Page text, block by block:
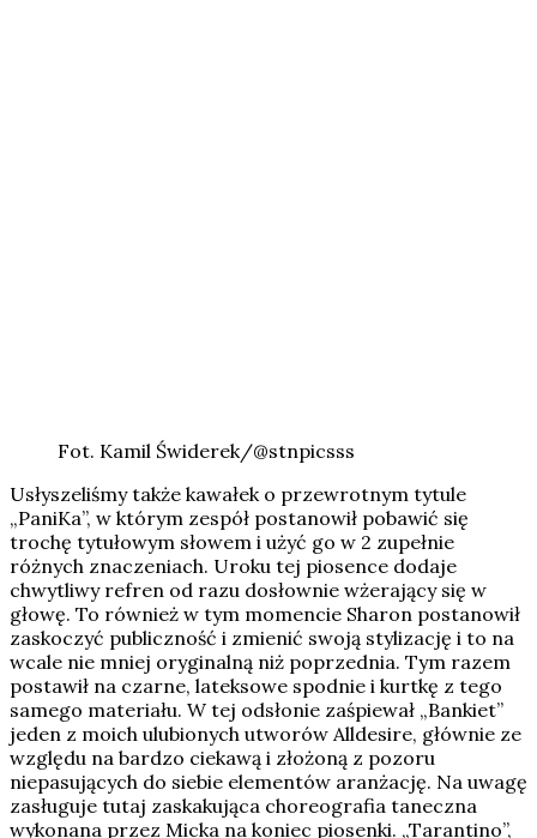
Fot. Kamil Świderek/@stnpicsss
Usłyszeliśmy także kawałek o przewrotnym tytule
„PaniKa”, w którym zespół postanowił pobawić się
trochę tytułowym słowem i użyć go w 2 zupełnie
różnych znaczeniach. Uroku tej piosence dodaje
chwytliwy refren od razu dosłownie wżerający się w
głowę. To również w tym momencie Sharon postanowił
zaskoczyć publiczność i zmienić swoją stylizację i to na
wcale nie mniej oryginalną niż poprzednia. Tym razem
postawił na czarne, lateksowe spodnie i kurtkę z tego
samego materiału. W tej odsłonie zaśpiewał „Bankiet”
jeden z moich ulubionych utworów Alldesire, głównie ze
względu na bardzo ciekawą i złożoną z pozoru
niepasujących do siebie elementów aranżację. Na uwagę
zasługuje tutaj zaskakująca choreografia taneczna
wykonana przez Micka na koniec piosenki. „Tarantino”,